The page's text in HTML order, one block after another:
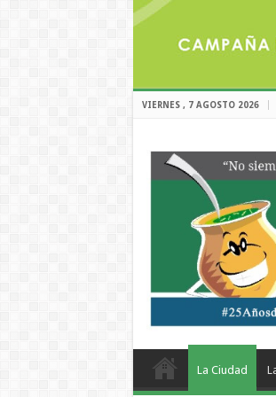
VIERNES , 7 AGOSTO 2026
La Ciudad